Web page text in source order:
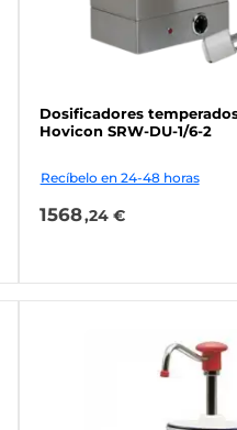
Dosificadores
Hovicon SRW-DU-1/6-2
Recíbelo en 24-48 horas
1568,24 €